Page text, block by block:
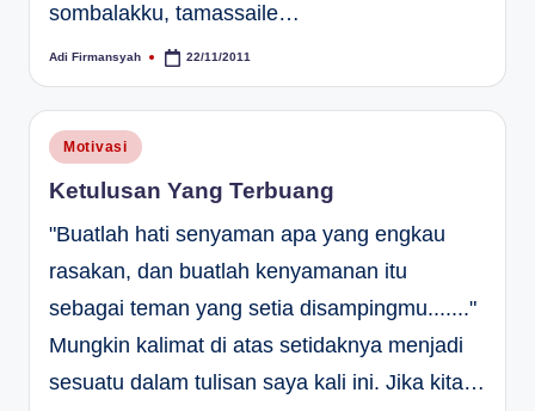
sombalakku, tamassaile…
Posted
Adi Firmansyah 22/11/2011
Posted
in
Motivasi
Ketulusan Yang Terbuang
"Buatlah hati senyaman apa yang engkau
rasakan, dan buatlah kenyamanan itu
sebagai teman yang setia disampingmu......."
Mungkin kalimat di atas setidaknya menjadi
sesuatu dalam tulisan saya kali ini. Jika kita…